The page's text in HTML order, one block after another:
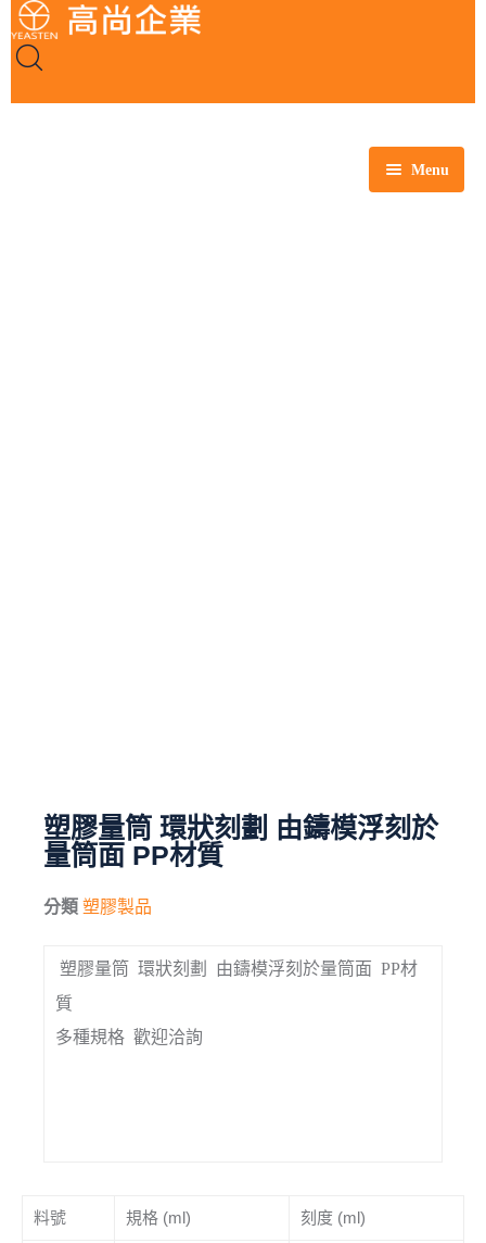
Menu
塑膠量筒 環狀刻劃 由鑄模浮刻於
量筒面 PP材質
分類 塑膠製品
塑膠量筒 環狀刻劃 由鑄模浮刻於量筒面 PP材
質
多種規格 歡迎洽詢
料號 規格 (ml) 刻度 (ml)